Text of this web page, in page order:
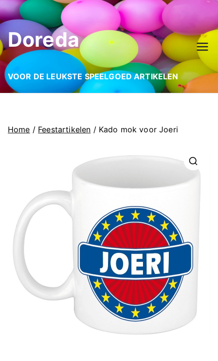
Ga
naar
de
inhoud
Doreda
VOOR DE LEUKSTE SPEELGOED ARTIKELEN
Home / Feestartikelen / Kado mok voor Joeri